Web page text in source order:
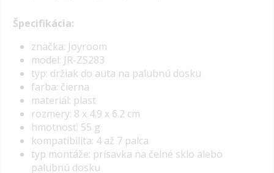
Špecifikácia:
značka: Joyroom
model: JR-ZS283
typ: držiak do auta na palubnú dosku
farba: čierna
materiál: plast
rozmery: 8 x 4.9 x 6.2 cm
hmotnosť: 55 g
kompatibilita: 4 až 7 palca
typ montáže: prísavka na čelné sklo alebo
palubnú dosku